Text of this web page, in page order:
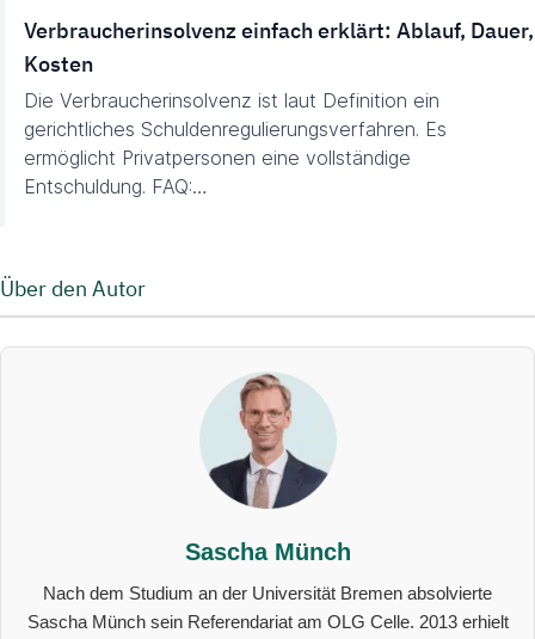
Verbraucherinsolvenz einfach erklärt: Ablauf, Dauer,
Kosten
Die Verbraucherinsolvenz ist laut Definition ein
gerichtliches Schuldenregulierungsverfahren. Es
ermöglicht Privatpersonen eine vollständige
Entschuldung. FAQ:…
Über den Autor
Sascha Münch
Nach dem Studium an der Universität Bremen absolvierte
Sascha Münch sein Referendariat am OLG Celle. 2013 erhielt